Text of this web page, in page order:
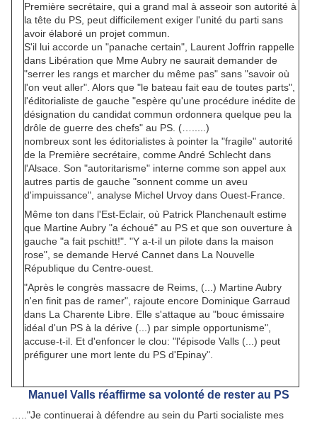
Première secrétaire, qui a grand mal à asseoir son autorité à
la tête du PS, peut difficilement exiger l'unité du parti sans
avoir élaboré un projet commun.
S'il lui accorde un "panache certain", Laurent Joffrin rappelle
dans Libération que Mme Aubry ne saurait demander de
"serrer les rangs et marcher du même pas" sans "savoir où
l'on veut aller". Alors que "le bateau fait eau de toutes parts",
l'éditorialiste de gauche "espère qu'une procédure inédite de
désignation du candidat commun ordonnera quelque peu la
drôle de guerre des chefs" au PS. (….....)
nombreux sont les éditorialistes à pointer la "fragile" autorité
de la Première secrétaire, comme André Schlecht dans
l'Alsace. Son "autoritarisme" interne comme son appel aux
autres partis de gauche "sonnent comme un aveu
d'impuissance", analyse Michel Urvoy dans Ouest-France.
Même ton dans l'Est-Eclair, où Patrick Planchenault estime
que Martine Aubry "a échoué" au PS et que son ouverture à
gauche "a fait pschitt!". "Y a-t-il un pilote dans la maison
rose", se demande Hervé Cannet dans La Nouvelle
République du Centre-ouest.
"Après le congrès massacre de Reims, (...) Martine Aubry
n'en finit pas de ramer", rajoute encore Dominique Garraud
dans La Charente Libre. Elle s'attaque au "bouc émissaire
idéal d'un PS à la dérive (...) par simple opportunisme",
accuse-t-il. Et d'enfoncer le clou: "l'épisode Valls (...) peut
préfigurer une mort lente du PS d'Epinay".
Manuel Valls réaffirme sa volonté de rester au PS
….."Je continuerai à défendre au sein du Parti socialiste mes